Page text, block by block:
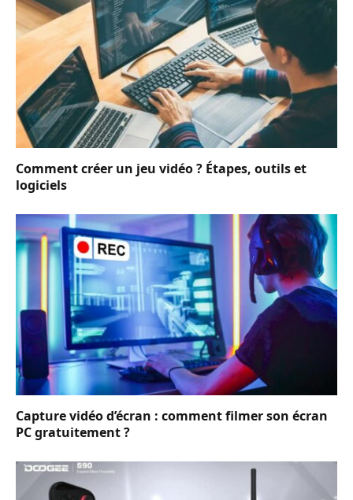
Comment créer un jeu vidéo ? Étapes, outils et
logiciels
Capture vidéo d’écran : comment filmer son écran
PC gratuitement ?